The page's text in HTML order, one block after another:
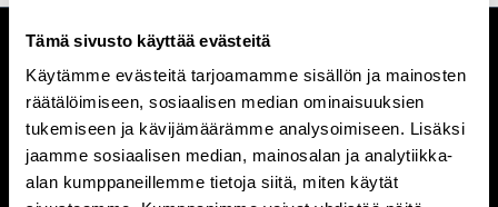
Tämä sivusto käyttää evästeitä
Käytämme evästeitä tarjoamamme sisällön ja mainosten
räätälöimiseen, sosiaalisen median ominaisuuksien
tukemiseen ja kävijämäärämme analysoimiseen. Lisäksi
jaamme sosiaalisen median, mainosalan ja analytiikka-
alan kumppaneillemme tietoja siitä, miten käytät
CUSTOMERCARE
Keilaranta 1 A, 02150 Espoo
+358 (0)20 780 6220
customerservice@professio.fi